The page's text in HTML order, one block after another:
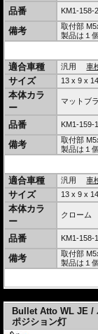
今まで達成できなかった
ちなみにAttoとは10のマ
ています。
ハイパワーLED仕様
Long Life Protection
電力、長寿命化を実現
高品質メタルハウジング
ム鋼板を採用)
車検対応協定規則50号
PDF : ECE適合認定証明書
光源のワット数や照明部
(協定規則50号の認可を
づき装置の指定を受けた
為)
車検時には本体に刻印
車検適合についての詳細
テール/ブレーキライト
CANBUS搭載車両はレ
確認ください。
※ナンバープレート灯を
は別途ご用意ください。
※他社製レギュレータ、
す。レギュレータや、リ
※旧車のオルタネータ、
合、またバッテリーレ
ず行ってください。そ
い場合、保証対象外とな
国内正規品は 日本
国内正規Kellermann商品
仕様
です。
品番 KM1-158-
備考
取付部
製品は１
適合車種 汎用車
サイズ 13 x 9 x
本体カラ
ー
マットブ
品番 KM1-159-
備考
取付部
製品は１
適合車種 汎用車
サイズ 13 x 9 x
本体カラ
ー
クローム
品番 KM1-158-
備考
取付部
製品は１
Bullet Atto WL JE /
ポジション灯